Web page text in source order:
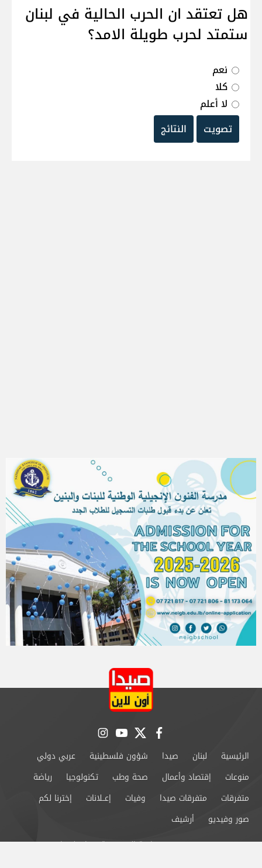
هل تعتقد ان الحرب الحالية في لبنان
ستمتد لحرب طويلة الامد؟
نعم
كلا
لا أعلم
تصويت
النتائج
facebook
twitter
youtube
instagram
الرئيسية لبنان صيدا شؤون فلسطينية
عربي دولي
منوعات
إقتصاد وأعمال صحة وطب تكنولوجيا
رياضة
متفرقات
متفرقات صيدا وفيات إعــلانات
إخترنا لكم
صور وفيديو
أرشيف
من نحن
سياسة الخصوصية اتصل بنا